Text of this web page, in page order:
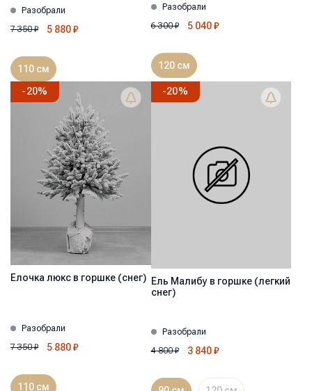
Разобрали
7 350₽ 5 880₽
110 см
Разобрали
6 300₽ 5 040₽
120 см
-20%
Ёлочка люкс в горшке (снег)
Разобрали
7 350₽ 5 880₽
110 см
-20%
Ель Малибу в горшке (легкий
снег)
Разобрали
4 800₽ 3 840₽